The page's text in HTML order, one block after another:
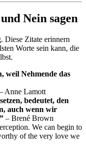
Nein sagen
Diese Zitate erinnern
Worte sein kann, die
weil Nehmende das
Anne Lamott
bedeutet, den
auch wenn wir
– Brené Brown
We can begin to
of the very love we